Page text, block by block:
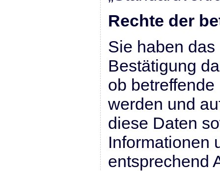
Rechte der
Sie haben
Bestätigung
ob
werden und
diese Daten
Informationen
entsprechend